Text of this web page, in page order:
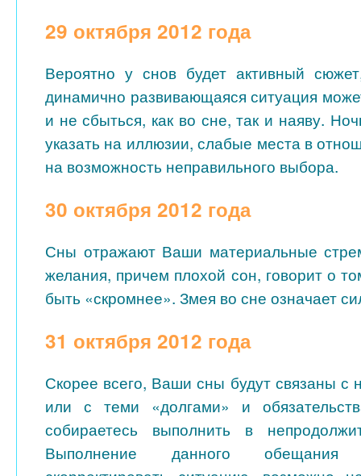
29 октября 2012 года
Вероятно у снов будет активный
динамично развивающаяся ситуация
и не сбыться, как во сне, так и наяву.
указать на иллюзии, слабые места в
на возможность неправильного выбора.
30 октября 2012 года
Сны отражают Ваши материальные
желания, причем плохой сон, говорит о
быть «скромнее». Змея во сне означает
31 октября 2012 года
Скорее всего, Ваши сны будут связаны
или с теми «долгами» и
собираетесь выполнить в
Выполнение данного